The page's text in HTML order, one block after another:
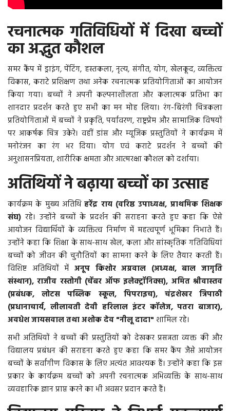
रचनात्मक गतिविधियों में दिखा बच्चों
का अद्भुत कौशल
समर कैंप में ड्राइंग, पेंटिंग, हस्तकला, नृत्य, संगीत, योग, खेलकूद, व्यक्तित्व
विकास, कराटे प्रशिक्षण तथा अनेक रचनात्मक प्रतियोगिताओं का आयोजन
किया गया। बच्चों ने अपनी कल्पनाशीलता और कलात्मक प्रतिभा का
शानदार प्रदर्शन करते हुए सभी का मन मोह लिया। रंग-बिरंगी चित्रकला
प्रतियोगिताओं में बच्चों ने प्रकृति, पर्यावरण, राष्ट्रप्रेम और सामाजिक विषयों
पर आकर्षक चित्र उकेरे। वहीं डांस और म्यूजिक प्रस्तुतियों ने कार्यक्रम में
मनोरंजन का रंग भर दिया। योग एवं कराटे प्रदर्शन ने बच्चों की
अनुशासनप्रियता, शारीरिक क्षमता और आत्मरक्षा कौशल को दर्शाया।
अतिथियों ने बढ़ाया बच्चों का उत्साह
कार्यक्रम के मुख्य अतिथिहरेंद्र राय (वरिष्ठ उपाध्यक्ष, प्राथमिक शिक्षक
संघ) रहे। उन्होंने बच्चों के प्रदर्शन की सराहना करते हुए कहा कि ऐसे
आयोजन विद्यार्थियों के व्यक्तित्व निर्माण में महत्वपूर्ण भूमिका निभाते हैं।
उन्होंने कहा कि शिक्षा के साथ-साथ खेल, कला और सांस्कृतिक गतिविधियां
बच्चों को जीवन की चुनौतियों का सामना करने के लिए तैयार करती हैं।
विशिष्ट अतिथियों में अनूप किशोर अग्रवाल (अध्यक्ष, बाल जागृति
संस्थान), राजीव रस्तोगी (चेंबर ऑफ इलेक्ट्रॉनिक्स), अमित श्रीवास्तव
(प्रबंधक, लोटस पब्लिक स्कूल, पिपराइच), चंद्रशेखर त्रिपाठी
(प्रधानाचार्य, लीलावती देवी हरिलाल इंटर कॉलेज, पतरा बाजार),
अवधेश जायसवाल तथा अशोक देव "नीलू दादा" शामिल रहे।
सभी अतिथियों ने बच्चों की प्रस्तुतियों को देखकर प्रसन्नता व्यक्त की और
विद्यालय प्रबंधन की सराहना करते हुए कहा कि समर कैंप जैसे आयोजन
बच्चों के सर्वांगीण विकास के लिए अत्यंत आवश्यक हैं। उन्होंने कहा कि इस
प्रकार के कार्यक्रम बच्चों को अपनी रचनात्मक अभिव्यक्ति के साथ-साथ
व्यवहारिक ज्ञान प्राप्त करने का भी अवसर प्रदान करते हैं।